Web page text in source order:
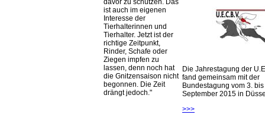
ist auch im eigenen
Interesse der
Tierhalterinnen und
Tierhalter. Jetzt ist der
richtige Zeitpunkt,
Rinder, Schafe oder
Ziegen impfen zu
lassen, denn noch hat
die Gnitzensaison nicht
begonnen. Die Zeit
drängt jedoch.
Die Jahrestagung der
fand gemeinsam mit der
Bundestagung vom 3. bis
September 2015 in
>>>